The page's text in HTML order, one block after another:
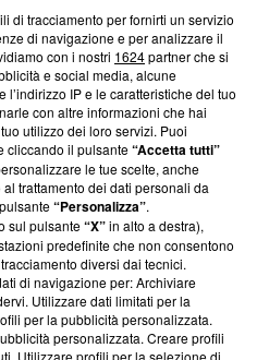
e classifica: Leone al 1ﾟposto,
2026 con classifica: 1ﾟToro,
e classifica: Pesci al 1ﾟposto, in
SEGUI
di tracciamento per fornirti un servizio
di navigazione e per analizzare il
con i nostri 1624partner che si
e social media, alcune
IP e le caratteristiche del tuo
con altre informazioni che hai
utilizzo dei loro servizi. Puoi
cliccando il pulsante“Accetta tutti”
le tue scelte, anche
trattamento dei dati personali da
“Personalizza”.
sul pulsante“X”in alto a destra),
predefinite che non consentono
diversi dai tecnici.
di navigazione per: Archiviare
Utilizzare dati limitati per la
per la pubblicità personalizzata.
personalizzata. Creare profili
Utilizzare profili per la selezione di